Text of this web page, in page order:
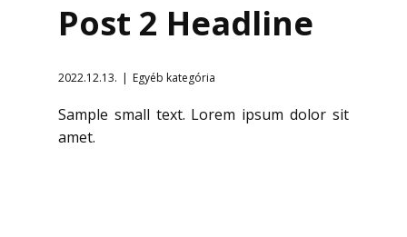
Post 2 Headline
2022.12.13. Egyéb kategória
Sample small text. Lorem ipsum dolor sit
amet.